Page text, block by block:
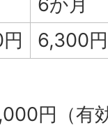
6,300円
円（有